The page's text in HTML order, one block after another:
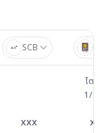
SCB
ไตรมาส
0.00
ไตรม
1/
xxx